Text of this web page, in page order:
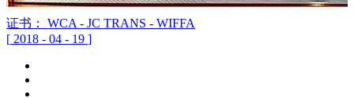
证书： WCA - JC TRANS - WIFFA
[ 2018 - 04 - 19 ]